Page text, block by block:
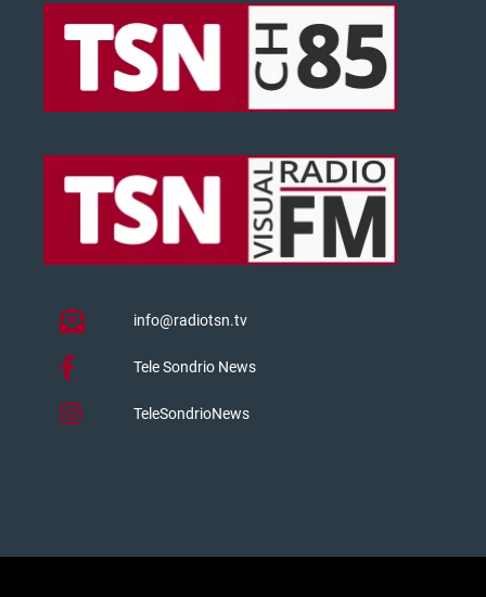
info@radiotsn.tv
Tele Sondrio News
TeleSondrioNews